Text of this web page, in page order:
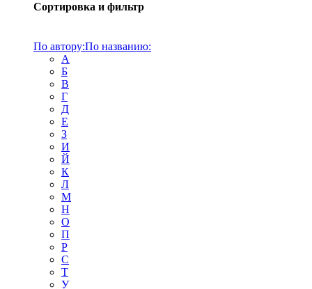
Сортировка и фильтр
По автору:По названию:
А
Б
В
Г
Д
Е
З
И
Й
К
Л
М
Н
О
П
Р
С
Т
У